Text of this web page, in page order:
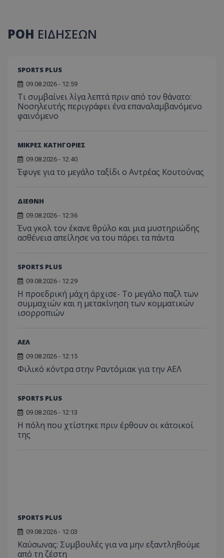
ΡΟΗ ΕΙΔΗΣΕΩΝ
SPORTS PLUS
09.08.2026 - 12:59
Τι συμβαίνει λίγα λεπτά πριν από τον θάνατο:
Νοσηλευτής περιγράφει ένα επαναλαμβανόμενο
φαινόμενο
ΜΙΚΡΕΣ ΚΑΤΗΓΟΡΙΕΣ
09.08.2026 - 12:40
Έφυγε για το μεγάλο ταξίδι ο Αντρέας Κουτούνας
ΔΙΕΘΝΗ
09.08.2026 - 12:36
Ένα γκολ τον έκανε θρύλο και μια μυστηριώδης
ασθένεια απείλησε να του πάρει τα πάντα
SPORTS PLUS
09.08.2026 - 12:29
Η προεδρική μάχη άρχισε- Το μεγάλο παζλ των
συμμαχιών και η μετακίνηση των κομματικών
ισορροπιών
ΑΕΛ
09.08.2026 - 12:15
Φιλικό κόντρα στην Ραντόμιακ για την ΑΕΛ
SPORTS PLUS
09.08.2026 - 12:13
Η πόλη που χτίστηκε πριν έρθουν οι κάτοικοί
της
SPORTS PLUS
09.08.2026 - 12:03
Kαύσωνας: Συμβουλές για να μην εξαντληθούμε
από τη ζέστη